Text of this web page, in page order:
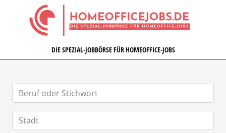
HOMEOFFICEJOBS.DE
DIE SPEZIAL-JOBBÖRSE FÜR HOMEOFFICE-JOBS